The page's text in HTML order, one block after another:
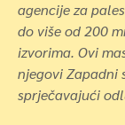
agencije za
do više od 200
izvorima. Ovi
njegovi Zapadni
sprječavajući